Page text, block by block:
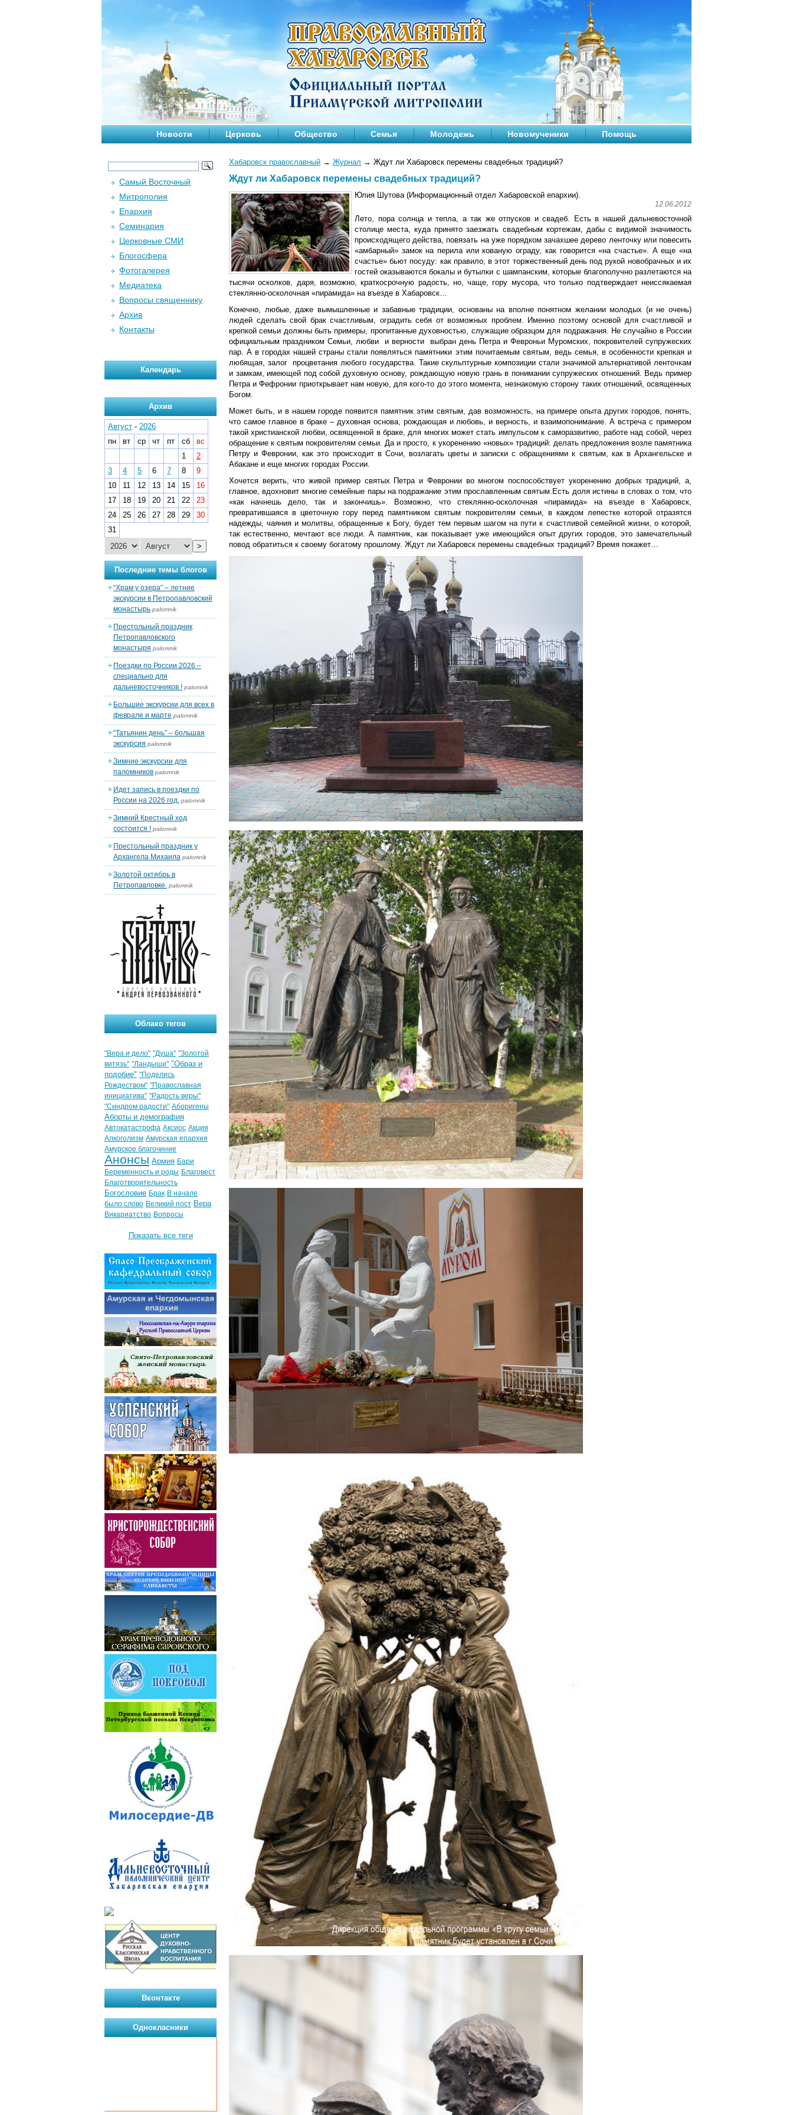
Новости Церковь Общество Семья Молодежь Новомученики Помощь
Хабаровск православный → Журнал → Ждут ли Хабаровск перемены свадебных традиций?
Ждут ли Хабаровск перемены свадебных традиций?
Юлия Шутова (Информационный отдел Хабаровской епархии).
12.06.2012
Лето, пора солнца и тепла, а так же отпусков и свадеб. Есть в нашей дальневосточной
столице места, куда принято заезжать свадебным кортежам, дабы с видимой значимость
происходящего действа, повязать на уже порядком зачахшее дерево ленточку или повесить
«амбарный» замок на перила или кованую ограду, как говорится «на счастье». А еще «на
счастье» бьют посуду: как правило, в этот торжественный день под рукой новобрачных и их
гостей оказываются бокалы и бутылки с шампанским, которые благополучно разлетаются на
тысячи осколков, даря, возможно, краткосрочную радость, но, чаще, гору мусора, что только подтверждает неиссякаемая
стеклянно-осколочная «пирамида» на въезде в Хабаровск…
Конечно, любые, даже вымышленные и забавные традиции, основаны на вполне понятном желании молодых (и не очень)
людей сделать свой брак счастливым, оградить себя от возможных проблем. Именно поэтому основой для счастливой и
крепкой семьи должны быть примеры, пропитанные духовностью, служащие образцом для подражания. Не случайно в России
официальным праздником Семьи, любви и верности выбран день Петра и Февроньи Муромских, покровителей супружеских
пар. А в городах нашей страны стали появляться памятники этим почитаемым святым, ведь семья, в особенности крепкая и
любящая, залог процветания любого государства. Такие скульптурные композиции стали значимой альтернативой ленточкам
и замкам, имеющей под собой духовную основу, рождающую новую грань в понимании супружеских отношений. Ведь пример
Петра и Фефронии приоткрывает нам новую, для кого-то до этого момента, незнакомую сторону таких отношений, освященных
Богом.
Может быть, и в нашем городе появится памятник этим святым, дав возможность, на примере опыта других городов, понять,
что самое главное в браке – духовная основа, рождающая и любовь, и верность, и взаимопонимание. А встреча с примером
такой христианской любви, освященной в браке, для многих может стать импульсом к саморазвитию, работе над собой, через
обращение к святым покровителям семьи. Да и просто, к укоренению «новых» традиций: делать предложения возле памятника
Петру и Февронии, как это происходит в Сочи, возлагать цветы и записки с обращениями к святым, как в Архангельске и
Абакане и еще многих городах России.
Хочется верить, что живой пример святых Петра и Февронии во многом поспособствует укоренению добрых традиций, а,
главное, вдохновит многие семейные пары на подражание этим прославленным святым.Есть доля истины в словах о том, что
«как начнешь дело, так и закончишь». Возможно, что стеклянно-осколочная «пирамида» на въезде в Хабаровск,
превратившаяся в цветочную гору перед памятником святым покровителям семьи, в каждом лепестке которой отразятся
надежды, чаяния и молитвы, обращенные к Богу, будет тем первым шагом на пути к счастливой семейной жизни, о которой,
так естественно, мечтают все люди. А памятник, как показывает уже имеющийся опыт других городов, это замечательный
повод обратиться к своему богатому прошлому. Ждут ли Хабаровск перемены свадебных традиций? Время покажет…
Самый Восточный
Митрополия
Епархия
Семинария
Церковные СМИ
Блогосфера
Фотогалерея
Медиатека
Вопросы священнику
Архив
Контакты
Календарь
Архив
Август - 2026
пн
вт ср чт пт сб
вс
1
2
3
4 5 6 7 8
9
10
11 12 13 14 15
16
17
18 19 20 21 22
23
24
25 26 27 28 29
30
31
>
Последние темы блогов
“Храм у озера” – летние
экскурсии в Петропавловский
монастырь palomnik
Престольный праздник
Петропавловского
монастыря palomnik
Поездки по России 2026 –
специально для
дальневосточников ! palomnik
Большие экскурсии для всех в
феврале и марте palomnik
“Татьянин день” – большая
экскурсия palomnik
Зимние экскурсии для
паломников palomnik
Идет запись в поездки по
России на 2026 год. palomnik
Зимний Крестный ход
состоится ! palomnik
Престольный праздник у
Архангела Михаила palomnik
Золотой октябрь в
Петропавловке. palomnik
Облако тегов
"Вера и дело" "Душа" "Золотой
витязь" "Ландыши" "Образ и
подобие" "Поделись
Рождеством" "Православная
инициатива" "Радость веры"
"Синдром радости" Аборигены
Аборты и демография
Автокатастрофа Аксиос Акция
Алкоголизм Амурская епархия
Амурское благочиние
Анонсы Армия Бари
Беременность и роды Благовест
Благотворительность
Богословие Брак В начале
было слово Великий пост Вера
Викариатство Вопросы
Показать все теги
Вконтакте
Однокласники